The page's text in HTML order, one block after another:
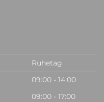
Ruhetag
09:00 - 14:00
09:00 - 17:00